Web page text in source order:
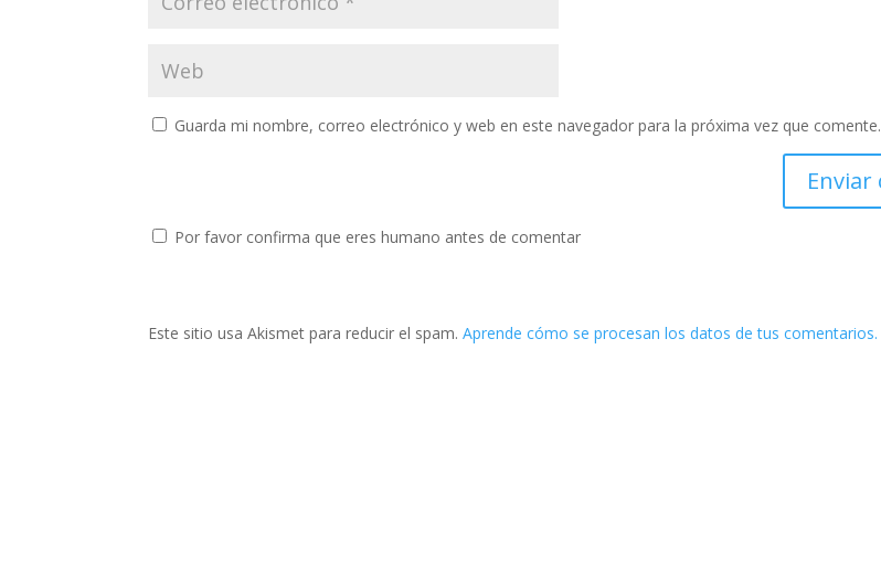
Guarda mi nombre, correo electrónico y web en este navegador para la próxima vez que comente.
Por favor confirma que eres humano antes de comentar
Este sitio usa Akismet para reducir el spam.Aprende cómo se procesan los datos de tus comentarios.